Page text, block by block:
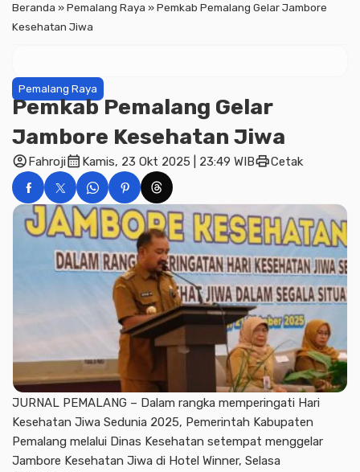
Beranda »Pemalang Raya »Pemkab Pemalang Gelar Jambore
Kesehatan Jiwa
Pemalang Raya
Pemkab Pemalang Gelar
Jambore Kesehatan Jiwa
account_circleFahrojicalendar_month Kamis, 23 Okt 2025 | 23:49 WIBprintCetak
JURNAL PEMALANG – Dalam rangka memperingati Hari
Kesehatan Jiwa Sedunia 2025, Pemerintah Kabupaten
Pemalang melalui Dinas Kesehatan setempat menggelar
Jambore Kesehatan Jiwa di Hotel Winner, Selasa